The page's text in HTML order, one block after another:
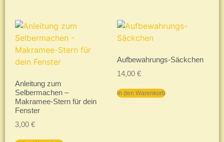
Anleitung zum
Selbermachen –
Makramee-Stern für dein
Fenster
3,00 €
Aufbewahrungs-Säckchen
14,00 €
In den Warenkorb